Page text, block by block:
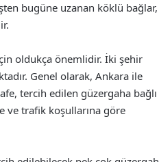
bugüne uzanan köklü bağlar,
oldukça önemlidir. İki şehir
Genel olarak, Ankara ile
tercih edilen güzergaha bağlı
ve trafik koşullarına göre